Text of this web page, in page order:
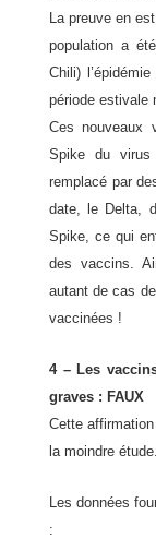
La preuve en
population a
Chili)
période estivale
Ces nouveaux
Spike du
remplacé par
date, le Delta,
Spike, ce qui
des vaccins.
autant de cas
vaccinées !
4 – Les
graves : FAUX
Cette
la moindre étude.
Les données
: